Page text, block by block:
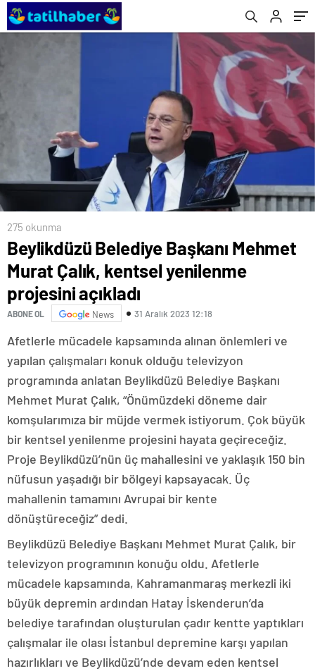
275 okunma
Beylikdüzü Belediye Başkanı Mehmet
Murat Çalık, kentsel yenilenme
projesini açıkladı
ABONE OL News 31 Aralık 2023 12:18
Afetlerle mücadele kapsamında alınan önlemleri ve
yapılan çalışmaları konuk olduğu televizyon
programında anlatan Beylikdüzü Belediye Başkanı
Mehmet Murat Çalık, “Önümüzdeki döneme dair
komşularımıza bir müjde vermek istiyorum. Çok büyük
bir kentsel yenilenme projesini hayata geçireceğiz.
Proje Beylikdüzü’nün üç mahallesini ve yaklaşık 150 bin
nüfusun yaşadığı bir bölgeyi kapsayacak. Üç
mahallenin tamamını Avrupai bir kente
dönüştüreceğiz” dedi.
Beylikdüzü Belediye Başkanı Mehmet Murat Çalık, bir
televizyon programının konuğu oldu. Afetlerle
mücadele kapsamında, Kahramanmaraş merkezli iki
büyük depremin ardından Hatay İskenderun’da
belediye tarafından oluşturulan çadır kentte yaptıkları
çalışmalar ile olası İstanbul depremine karşı yapılan
hazırlıkları ve Beylikdüzü’nde devam eden kentsel
Kuracak